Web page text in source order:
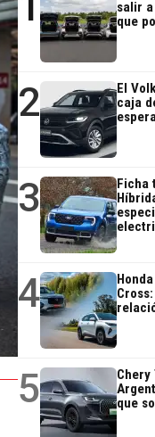
salir
que
2
El
caja
3
Ficha
4
5
Chery
que